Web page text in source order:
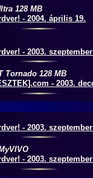
128 MB
- 2004. április 19.
- 2003.
Tornado 128 MB
- 2003.
- 2003.
- 2003. szeptember